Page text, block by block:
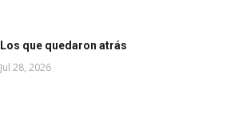
Los que quedaron atrás
Jul 28, 2026